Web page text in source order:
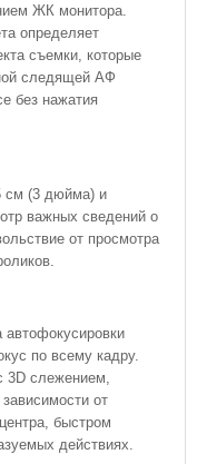
ЖК монитора.
определяет
съемки, которые
следящей АФ
без нажатия
см (3 дюйма) и
важных сведений о
от просмотра
автофокусировки
по всему кадру.
слежением,
от
быстром
действиях.